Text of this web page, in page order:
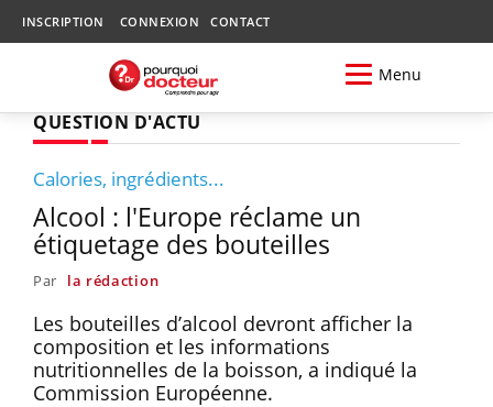
INSCRIPTION CONNEXION CONTACT
Menu
QUESTION D'ACTU
Calories, ingrédients...
Alcool : l'Europe réclame un
étiquetage des bouteilles
Par la rédaction
Les bouteilles d’alcool devront afficher la
composition et les informations
nutritionnelles de la boisson, a indiqué la
Commission Européenne.